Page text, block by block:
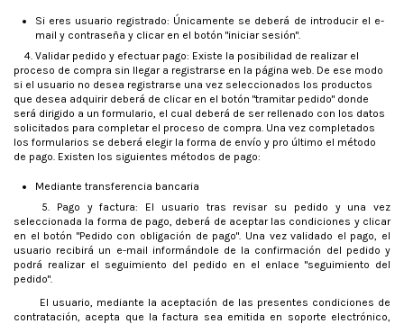
Si eres usuario registrado: Únicamente se deberá de introducir el e-
mail y contraseña y clicar en el botón "iniciar sesión".
4. Validar pedido y efectuar pago: Existe la posibilidad de realizar el
proceso de compra sin llegar a registrarse en la página web. De ese modo
si el usuario no desea registrarse una vez seleccionados los productos
que desea adquirir deberá de clicar en el botón "tramitar pedido" donde
será dirigido a un formulario, el cual deberá de ser rellenado con los datos
solicitados para completar el proceso de compra. Una vez completados
los formularios se deberá elegir la forma de envío y pro último el método
de pago. Existen los siguientes métodos de pago:
Mediante transferencia bancaria
5. Pago y factura: El usuario tras revisar su pedido y una vez
seleccionada la forma de pago, deberá de aceptar las condiciones y clicar
en el botón "Pedido con obligación de pago". Una vez validado el pago, el
usuario recibirá un e-mail informándole de la confirmación del pedido y
podrá realizar el seguimiento del pedido en el enlace "seguimiento del
pedido".
El usuario, mediante la aceptación de las presentes condiciones de
contratación, acepta que la factura sea emitida en soporte electrónico,